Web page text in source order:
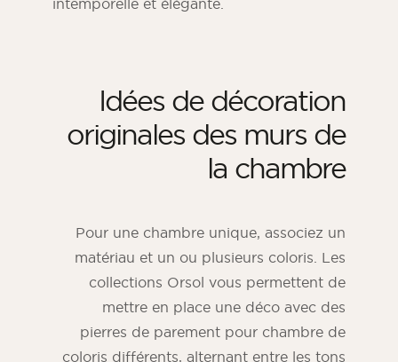
intemporelle et élégante.
Idées de décoration
originales des murs de
la chambre
Pour une chambre unique, associez un
matériau et un ou plusieurs coloris. Les
collections Orsol vous permettent de
mettre en place une déco avec des
pierres de parement pour chambre de
coloris différents, alternant entre les tons